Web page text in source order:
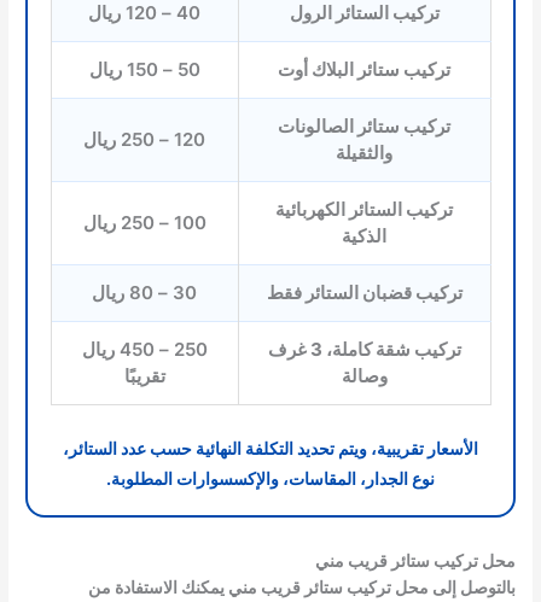
تركيب الستائر الرول 40 – 120 ريال
تركيب ستائر البلاك أوت 50 – 150 ريال
تركيب ستائر الصالونات
والثقيلة
120 – 250 ريال
تركيب الستائر الكهربائية
الذكية
100 – 250 ريال
تركيب قضبان الستائر فقط 30 – 80 ريال
تركيب شقة كاملة، 3 غرف
وصالة
250 – 450 ريال
تقريبًا
الأسعار تقريبية، ويتم تحديد التكلفة النهائية حسب عدد الستائر،
نوع الجدار، المقاسات، والإكسسوارات المطلوبة.
محل تركيب ستائر قريب مني
بالتوصل إلى محل تركيب ستائر قريب مني يمكنك الاستفادة من